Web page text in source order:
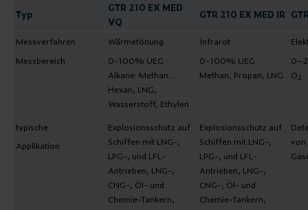
Typ
GTR 210 EX MED
VQ
GTR 210 EX MED IR
Messverfahren Wärmetönung Infrarot
Messbereich
0-100% UEG
Alkane: Methan…
Hexan, LNG,
Wasserstoff, Ethylen
0-100% UEG
Methan, Propan, LNG
O2
typische
Applikation
Explosionsschutz auf
Schiffen mit LNG-,
LPG-, und LFL-
Antrieben, LNG-,
CNG-, Öl- und
Chemie-Tankern,
Explosionsschutz auf
Schiffen mit LNG-,
LPG-, und LFL-
Antrieben, LNG-,
CNG-, Öl- und
Chemie-Tankern,
von